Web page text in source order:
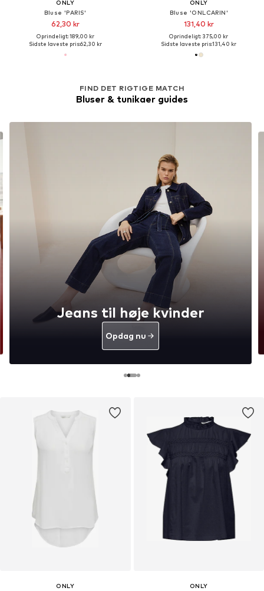
ONLY
Bluse 'PARIS'
62,30 kr
Oprindeligt: 189,00 kr
Sidste laveste pris:62,30 kr
ONLY
Bluse 'ONLCARIN'
131,40 kr
Oprindeligt: 375,00 kr
Sidste laveste pris:131,40 kr
ONLY
FIND DET RIGTIGE MATCH
Bluser & tunikaer guides
Jeans til høje kvinder
Opdag nu
ONLY